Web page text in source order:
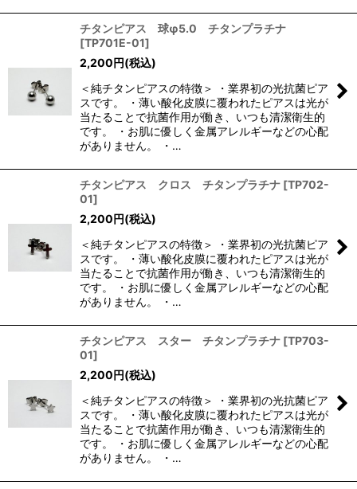
チタンピアス 球φ5.0 チタンプラチナ
[TP701E-01]
2,200円(税込)
＜純チタンピアスの特徴＞ ・業界初の光抗菌ピア
スです。 ・薄い酸化皮膜に覆われたピアスは光が
当たることで抗菌作用が働き、いつも清潔衛生的
です。 ・お肌に優しく金属アレルギーなどの心配
がありません。 ・…
チタンピアス クロス チタンプラチナ [TP702-
01]
2,200円(税込)
＜純チタンピアスの特徴＞ ・業界初の光抗菌ピア
スです。 ・薄い酸化皮膜に覆われたピアスは光が
当たることで抗菌作用が働き、いつも清潔衛生的
です。 ・お肌に優しく金属アレルギーなどの心配
がありません。 ・…
チタンピアス スター チタンプラチナ [TP703-
01]
2,200円(税込)
＜純チタンピアスの特徴＞ ・業界初の光抗菌ピア
スです。 ・薄い酸化皮膜に覆われたピアスは光が
当たることで抗菌作用が働き、いつも清潔衛生的
です。 ・お肌に優しく金属アレルギーなどの心配
がありません。 ・…